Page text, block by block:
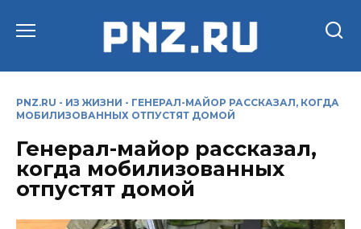
PNZ.RU - ИЗ ЖИЗНИ - ГЕНЕРАЛ-МАЙОР РАССКАЗАЛ, КОГДА
МОБИЛИЗОВАННЫХ ОТПУСТЯТ ДОМОЙ
Генерал-майор рассказал,
когда мобилизованных
отпустят домой